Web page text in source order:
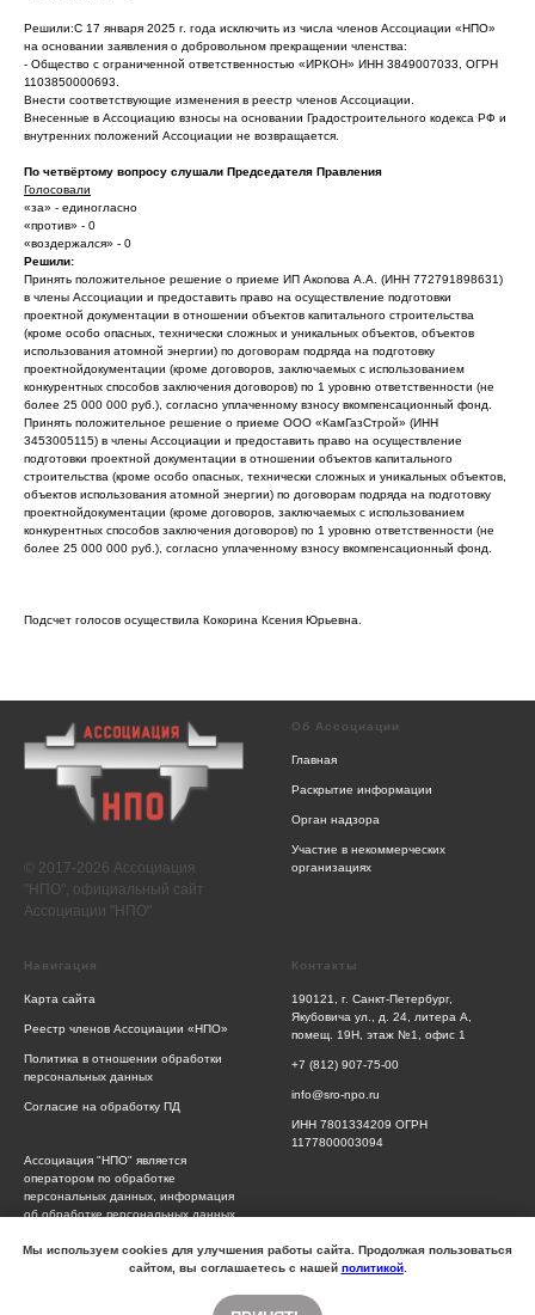
Решили:С 17 января 2025 г. года исключить из числа членов Ассоциации «НПО»
на основании заявления о добровольном прекращении членства:
- Общество с ограниченной ответственностью «ИРКОН» ИНН 3849007033, ОГРН
1103850000693.
Внести соответствующие изменения в реестр членов Ассоциации.
Внесенные в Ассоциацию взносы на основании Градостроительного кодекса РФ и
внутренних положений Ассоциации не возвращается.
По четвёртому вопросу слушали Председателя Правления
Голосовали
«за» - единогласно
«против» - 0
«воздержался» - 0
Решили:
Принять положительное решение о приеме ИП Акопова А.А. (ИНН 772791898631)
в члены Ассоциации и предоставить право на осуществление подготовки
проектной документации в отношении объектов капитального строительства
(кроме особо опасных, технически сложных и уникальных объектов, объектов
использования атомной энергии) по договорам подряда на подготовку
проектнойдокументации (кроме договоров, заключаемых с использованием
конкурентных способов заключения договоров) по 1 уровню ответственности (не
более 25 000 000 руб.), согласно уплаченному взносу вкомпенсационный фонд.
Принять положительное решение о приеме ООО «КамГазСтрой» (ИНН
3453005115) в члены Ассоциации и предоставить право на осуществление
подготовки проектной документации в отношении объектов капитального
строительства (кроме особо опасных, технически сложных и уникальных объектов,
объектов использования атомной энергии) по договорам подряда на подготовку
проектнойдокументации (кроме договоров, заключаемых с использованием
конкурентных способов заключения договоров) по 1 уровню ответственности (не
более 25 000 000 руб.), согласно уплаченному взносу вкомпенсационный фонд.
Подсчет голосов осуществила Кокорина Ксения Юрьевна.
Мы используем cookies для улучшения работы сайта. Продолжая пользоваться
сайтом, вы соглашаетесь с нашей политикой.
© 2017-2026 Ассоциация
"НПО", официальный сайт
Ассоциации "НПО"
Об Ассоциации
Главная
Раскрытие информации
Орган надзора
Участие в некоммерческих
организациях
Навигация
Карта сайта
Реестр членов Ассоциации «НПО»
Политика в отношении обработки
персональных данных
Согласие на обработку ПД
Ассоциация "НПО" является
оператором по обработке
персональных данных, информация
об обработке персональных данных
требованиях к защите персональных
данных отражены в Политике
Контакты
190121, г. Санкт-Петербург,
Якубовича ул., д. 24, литера А,
помещ. 19Н, этаж №1, офис 1
+7 (812) 907-75-00
info@sro-npo.ru
ИНН 7801334209 ОГРН
1177800003094